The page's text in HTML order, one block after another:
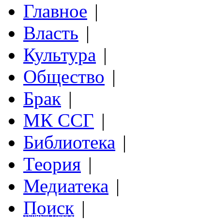
Главное |
Власть |
Культура |
Общество |
Брак |
МК ССГ |
Библиотека |
Теория |
Медиатека |
Поиск |
Структурный Гороскоп